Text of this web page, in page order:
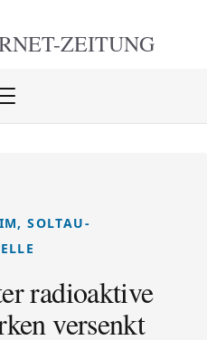
ZEITUNG
Menü
SOLTAU-
radioaktive
versenkt